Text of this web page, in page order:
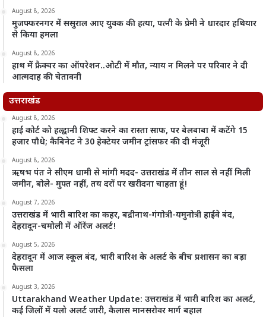
August 8, 2026
मुजफ्फरनगर में ससुराल आए युवक की हत्या, पत्नी के प्रेमी ने धारदार हथियार
से किया हमला
August 8, 2026
हाथ में फ्रैक्चर का ऑपरेशन..ओटी में मौत, न्याय न मिलने पर परिवार ने दी
आत्मदाह की चेतावनी
उत्तराखंड
August 8, 2026
हाई कोर्ट को हल्द्वानी शिफ्ट करने का रास्ता साफ, पर बेलबाबा में कटेंगे 15
हजार पौधे; कैबिनेट ने 30 हेक्टेयर जमीन ट्रांसफर की दी मंजूरी
August 8, 2026
ऋषभ पंत ने सीएम धामी से मांगी मदद- उत्तराखंड में तीन साल से नहीं मिली
जमीन, बोले- मुफ्त नहीं, तय दरों पर खरीदना चाहता हूं!
August 7, 2026
उत्तराखंड में भारी बारिश का कहर, बद्रीनाथ-गंगोत्री-यमुनोत्री हाईवे बंद,
देहरादून-चमोली में ऑरेंज अलर्ट!
August 5, 2026
देहरादून में आज स्कूल बंद, भारी बारिश के अलर्ट के बीच प्रशासन का बड़ा
फैसला
August 3, 2026
Uttarakhand Weather Update: उत्तराखंड में भारी बारिश का अलर्ट,
कई जिलों में यलो अलर्ट जारी, कैलास मानसरोवर मार्ग बहाल